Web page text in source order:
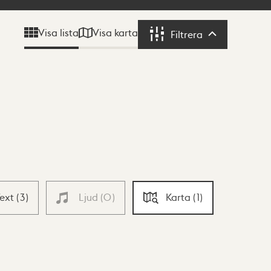
Visa lista Visa karta Filtrera Filtrera
(3) Ljud (0) Karta (1)